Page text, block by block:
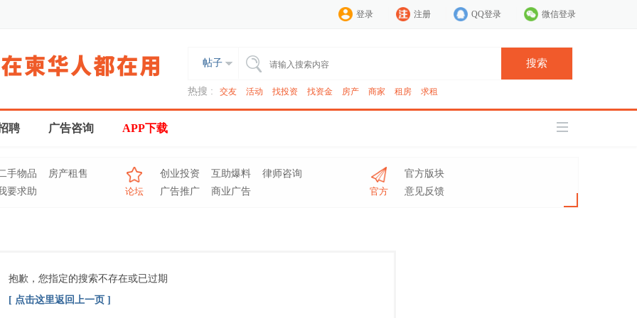
登录 注册 QQ登录 微信登录
帖子 搜索
热搜 : 交友 活动 找投资 找资金 房产 商家 租房 求租
聘 广告咨询 APP下载
手物品
房产租售
要求助
论坛
创业投资 互助爆料
律师咨询
广告推广
商业广告 官方
官方版块
意见反馈
抱歉，您指定的搜索不存在或已过期
[ 点击这里返回上一页 ]